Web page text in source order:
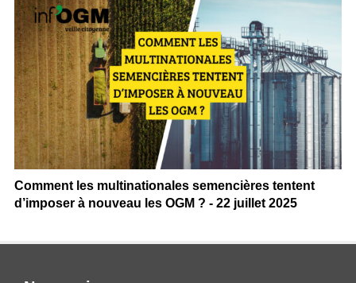
Comment les multinationales semencières tentent
d’imposer à nouveau les OGM ? - 22 juillet 2025